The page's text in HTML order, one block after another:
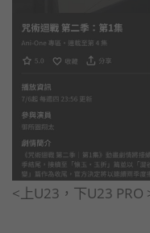
<上U23，下U23 PRO